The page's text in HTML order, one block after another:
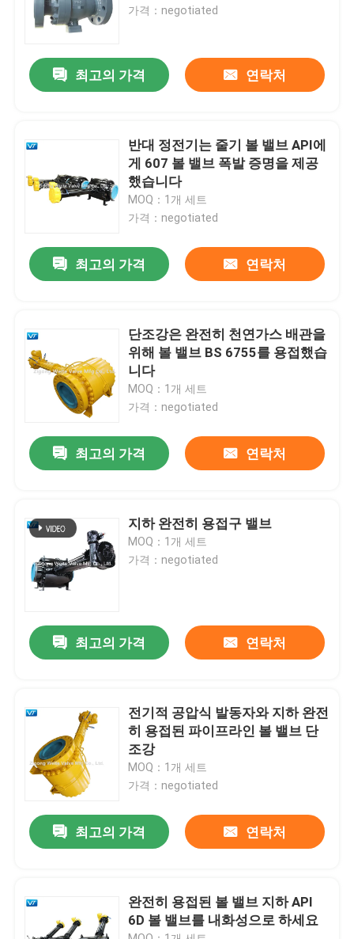
제품
우리에 대하여
공장 여행
연락주세요
인용문을 요구하세요
파이프라인 볼 밸브
석유 파이프 라인 밸브
가격：negotiated
최고의 가격 연락처
반대 정전기는 줄기 볼 밸브 API에
게 607 볼 밸브 폭발 증명을 제공
했습니다
MOQ：1개 세트
가격：negotiated
최고의 가격 연락처
단조강은 완전히 천연가스 배관을
위해 볼 밸브 BS 6755를 용접했습
니다
MOQ：1개 세트
가격：negotiated
최고의 가격 연락처
지하 완전히 용접구 밸브
MOQ：1개 세트
가격：negotiated
최고의 가격 연락처
전기적 공압식 발동자와 지하 완전
히 용접된 파이프라인 볼 밸브 단
조강
MOQ：1개 세트
가격：negotiated
최고의 가격 연락처
완전히 용접된 볼 밸브 지하 API
6D 볼 밸브를 내화성으로 하세요